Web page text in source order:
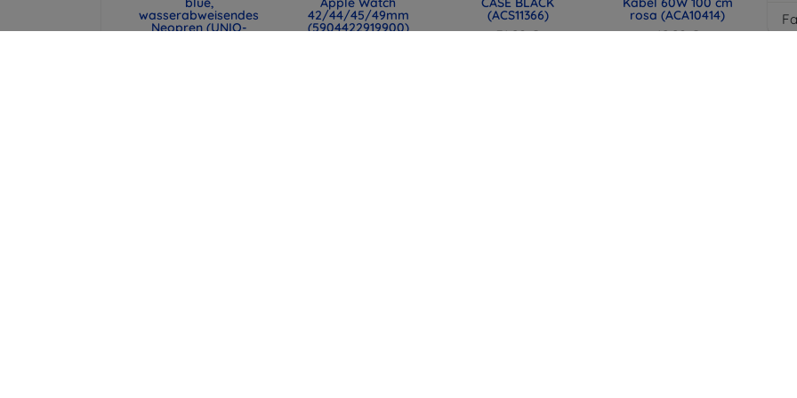
wasserabweisendes
Neopren (UNIQ-
42/44/45/49mm
(5904422919900)
(ACS11366)
31,90 €
rosa (ACA10414)
12,90 €